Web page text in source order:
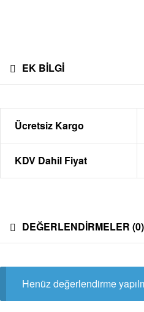
EK BILGI
Ücretsiz Kargo
KDV Dahil Fiyat
DEĞERLENDIRMELER (0)
Henüz değerlendirme